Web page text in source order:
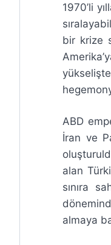
1970’li
bir krize
ABD
İran ve
alan
sınıra
almaya